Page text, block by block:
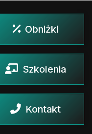
Obniżki
Szkolenia
Kontakt